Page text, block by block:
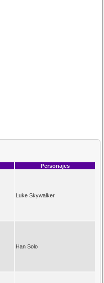
Personajes
Luke Skywalker
Han Solo